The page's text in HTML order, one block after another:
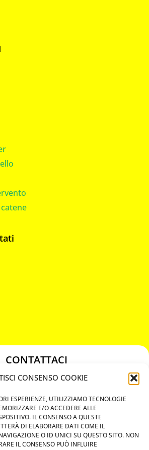
CONSENSO COOKIE
ESPERIENZE, UTILIZZIAMO TECNOLOGIE
E/O ACCEDERE ALLE
IL CONSENSO A QUESTE
DI ELABORARE DATI COME IL
O ID UNICI SU QUESTO SITO. NON
IL CONSENSO PUÒ INFLUIRE
CONTATTACI